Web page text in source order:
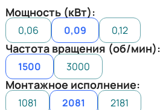
Мощность (кВт):
0,06 0,09 0,12
Частота вращения (об/мин):
1500 3000
Монтажное исполнение:
1081 2081 2181